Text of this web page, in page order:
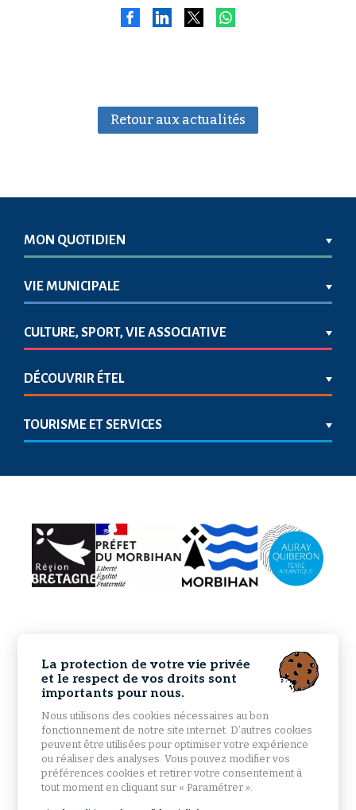
Retour aux actualités
MON QUOTIDIEN
VIE MUNICIPALE
CULTURE, SPORT, VIE ASSOCIATIVE
DÉCOUVRIR ÉTEL
TOURISME ET SERVICES
La protection de votre vie privée
et le respect de vos droits sont
importants pour nous.
Nous utilisons des cookies nécessaires au bon
fonctionnement de notre site internet. D’autres cookies
peuvent être utilisées pour optimiser votre expérience
ou réaliser des analyses. Vous pouvez modifier vos
préférences cookies et retirer votre consentement à
tout moment en cliquant sur « Paramétrer ».